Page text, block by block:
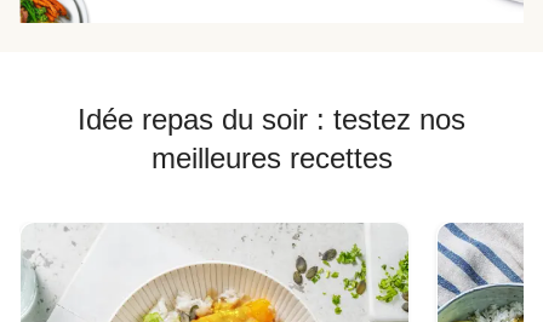
Idée repas du soir : testez nos
meilleures recettes